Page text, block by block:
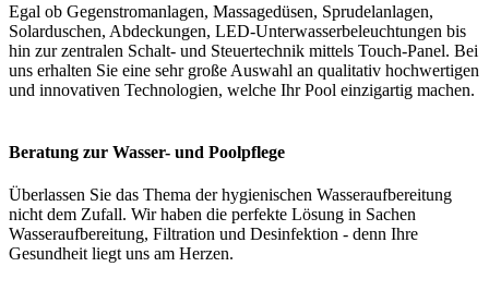
Egal ob Gegenstromanlagen, Massagedüsen, Sprudelanlagen,
Solarduschen, Abdeckungen, LED-Unterwasserbeleuchtungen bis
hin zur zentralen Schalt- und Steuertechnik mittels Touch-Panel. Bei
uns erhalten Sie eine sehr große Auswahl an qualitativ hochwertigen
und innovativen Technologien, welche Ihr Pool einzigartig machen.
Beratung zur Wasser- und Poolpflege
Überlassen Sie das Thema der hygienischen Wasseraufbereitung
nicht dem Zufall. Wir haben die perfekte Lösung in Sachen
Wasseraufbereitung, Filtration und Desinfektion - denn Ihre
Gesundheit liegt uns am Herzen.